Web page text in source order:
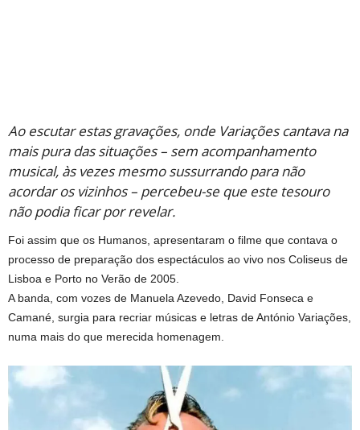
Ao escutar estas gravações, onde Variações cantava na
mais pura das situações – sem acompanhamento
musical, às vezes mesmo sussurrando para não
acordar os vizinhos – percebeu-se que este tesouro
não podia ficar por revelar.
Foi assim que os Humanos, apresentaram o filme que contava o
processo de preparação dos espectáculos ao vivo nos Coliseus de
Lisboa e Porto no Verão de 2005.
A banda, com vozes de Manuela Azevedo, David Fonseca e
Camané, surgia para recriar músicas e letras de António Variações,
numa mais do que merecida homenagem.